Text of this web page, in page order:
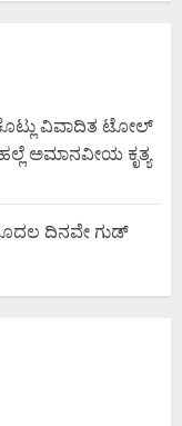
ವಿವಾದಿತ ಟೋಲ್
ಅಮಾನವೀಯ ಕೃತ್ಯ
ದಿನವೇ ಗುಡ್